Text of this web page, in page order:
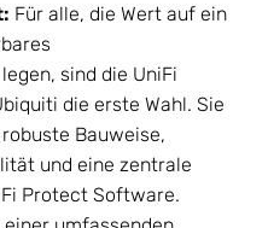
Für alle, die Wert auf ein
sind die UniFi
die erste Wahl. Sie
Bauweise,
und eine zentrale
Protect Software.